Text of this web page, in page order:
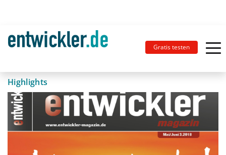
Gratis testen
Highlights